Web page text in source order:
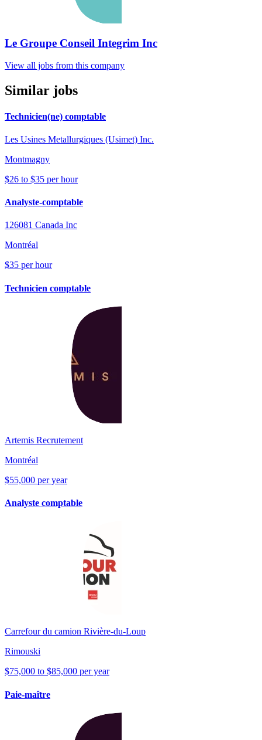
Le Groupe Conseil Integrim Inc
View all jobs from this company
Similar jobs
Technicien(ne) comptable
Les Usines Metallurgiques (Usimet) Inc.
Montmagny
$26 to $35 per hour
Analyste-comptable
126081 Canada Inc
Montréal
$35 per hour
Technicien comptable
Artemis Recrutement
Montréal
$55,000 per year
Analyste comptable
Carrefour du camion Rivière-du-Loup
Rimouski
$75,000 to $85,000 per year
Paie-maître